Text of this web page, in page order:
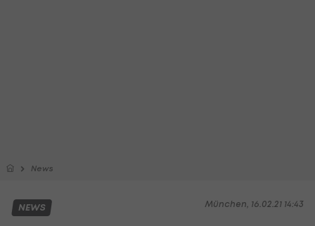
News
München, 16.02.21 14:43
NEWS